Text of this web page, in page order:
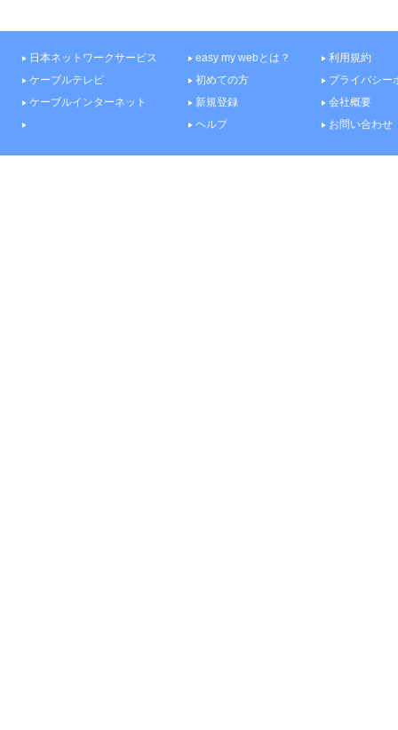
日本ネットワークサービス
ケーブルテレビ
ケーブルインターネット
easy my webとは？
初めての方
新規登録
ヘルプ
利用規約
プライバシー
会社概要
お問い合わせ